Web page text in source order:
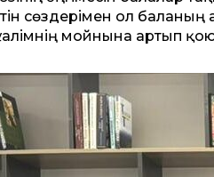
сөздерімен ол баланың
мойнына артып